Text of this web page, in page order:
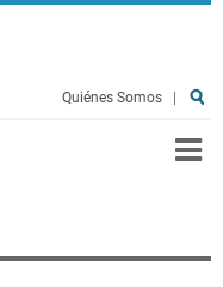
Quiénes Somos